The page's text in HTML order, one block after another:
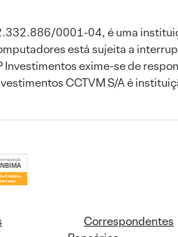
0001-04, é uma
está sujeita a
exime-se de
CCTVM S/A é
Correspondentes